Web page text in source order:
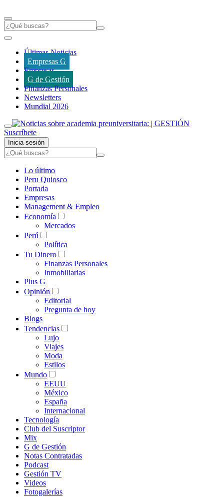
Últimas Noticias
Empresas G
Empresas
G de Gestión
Finanzas Personales
Newsletters
Mundial 2026
Suscríbete
Inicia sesión
Lo último
Peru Quiosco
Portada
Empresas
Management & Empleo
Economía
Mercados
Perú
Política
Tu Dinero
Finanzas Personales
Inmobiliarias
Plus G
Opinión
Editorial
Pregunta de hoy
Blogs
Tendencias
Lujo
Viajes
Moda
Estilos
Mundo
EEUU
México
España
Internacional
Tecnología
Club del Suscriptor
Mix
G de Gestión
Notas Contratadas
Podcast
Gestión TV
Videos
Fotogalerías